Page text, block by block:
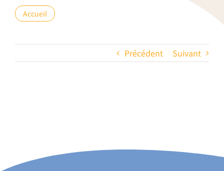
Accueil
Précédent Suivant